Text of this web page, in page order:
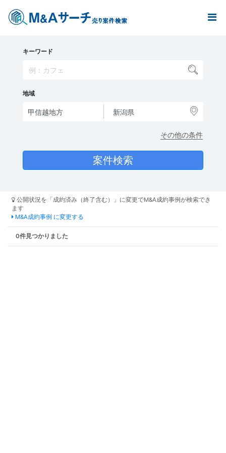
キーワード
地域
その他の条件
公開状況を「成約済み（終了含む）」に変更でM&A成約事例が検索でき
ます
M&A成約事例 に変更する
0件見つかりました